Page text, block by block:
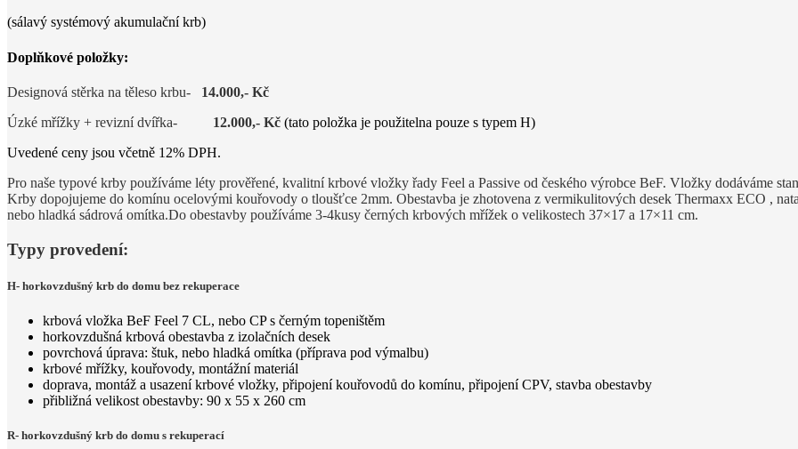
(sálavý systémový akumulační krb)
Doplňkové položky:
Designová stěrka na těleso krbu- 14.000,- Kč
Úzké mřížky + revizní dvířka- 12.000,- Kč (tato položka je použitelna pouze s typem H)
Uvedené ceny jsou včetně 12% DPH.
Pro naše typové krby používáme léty prověřené, kvalitní krbové vložky řady Feel a Passive od českého výrobce BeF. Vložky dodáváme
Krby dopojujeme do komínu ocelovými kouřovody o tloušťce 2mm. Obestavba je zhotovena z vermikulitových desek Thermaxx ECO ,
nebo hladká sádrová omítka.Do obestavby používáme 3-4kusy černých krbových mřížek o velikostech 37×17 a 17×11 cm.
Typy provedení:
H- horkovzdušný krb do domu bez rekuperace
krbová vložka BeF Feel 7 CL, nebo CP s černým topeništěm
horkovzdušná krbová obestavba z izolačních desek
povrchová úprava: štuk, nebo hladká omítka (příprava pod výmalbu)
krbové mřížky, kouřovody, montážní materiál
doprava, montáž a usazení krbové vložky, připojení kouřovodů do komínu, připojení CPV, stavba obestavby
přibližná velikost obestavby: 90 x 55 x 260 cm
R- horkovzdušný krb do domu s rekuperací